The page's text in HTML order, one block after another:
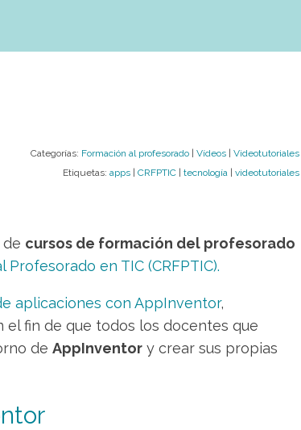
Categorías: Formación al profesorado Vídeos
Videotutoriales
Etiquetas: apps CRFPTIC tecnología videotutoriales
de cursos de formación del profesorado
en TIC (CRFPTIC).
aplicaciones con AppInventor,
fin de que todos los docentes que
de AppInventor y crear sus propias